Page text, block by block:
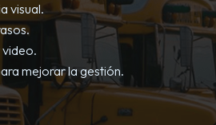
visual.
mejorar la gestión.